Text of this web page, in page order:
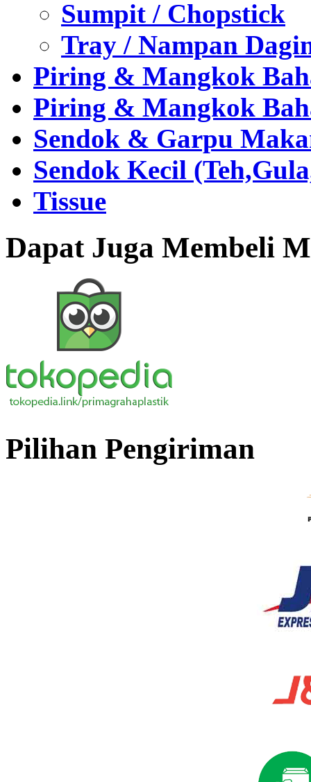
Sumpit / Chopstick
Tray / Nampan
Piring & Mangkok
Piring & Mangkok
Sendok & Garpu
Sendok Kecil
Tissue
Dapat Juga Membeli
Pilihan Pengiriman